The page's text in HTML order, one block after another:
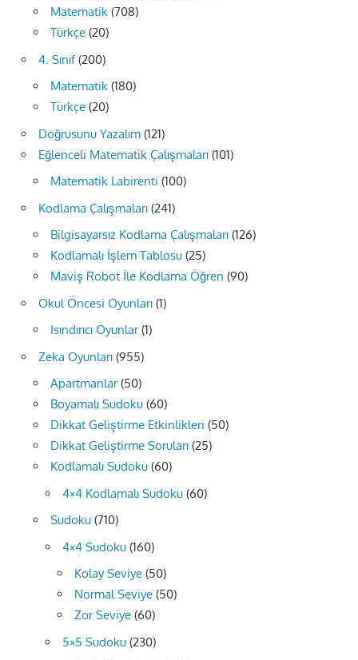
Matematik (708)
Türkçe (20)
4. Sınıf(200)
Matematik (180)
Türkçe (20)
Doğrusunu Yazalım (121)
Eğlenceli Matematik Çalışmaları (101)
Matematik Labirenti (100)
Kodlama Çalışmaları (241)
Bilgisayarsız Kodlama Çalışmaları (126)
Kodlamalı İşlem Tablosu (25)
Maviş Robot İle Kodlama Öğren (90)
Okul Öncesi Oyunları (1)
Isındırıcı Oyunlar(1)
Zeka Oyunları (955)
Apartmanlar(50)
Boyamalı Sudoku (60)
Dikkat Geliştirme Etkinlikleri (50)
Dikkat Geliştirme Soruları (25)
Kodlamalı Sudoku (60)
4×4 Kodlamalı Sudoku (60)
Sudoku (710)
4×4 Sudoku (160)
Kolay Seviye (50)
Normal Seviye (50)
Zor Seviye (60)
5×5 Sudoku (230)